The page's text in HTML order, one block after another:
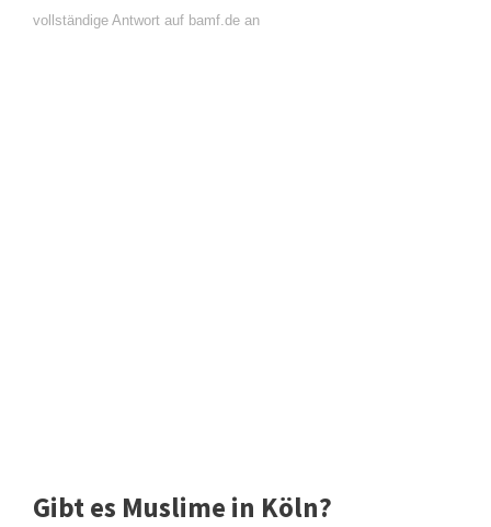
vollständige Antwort auf bamf.de an
Gibt es Muslime in Köln?